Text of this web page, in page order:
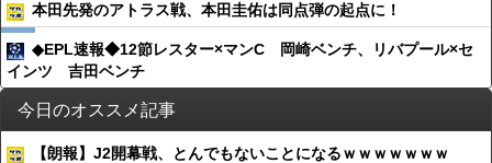
本田先発のアトラス戦、本田圭佑は同点弾の起点に！
◆EPL速報◆12節レスター×マンC 岡崎ベンチ、リバプール×セ
インツ 吉田ベンチ
今日のオススメ記事
【朗報】J2開幕戦、とんでもないことになるｗｗｗｗｗｗｗ